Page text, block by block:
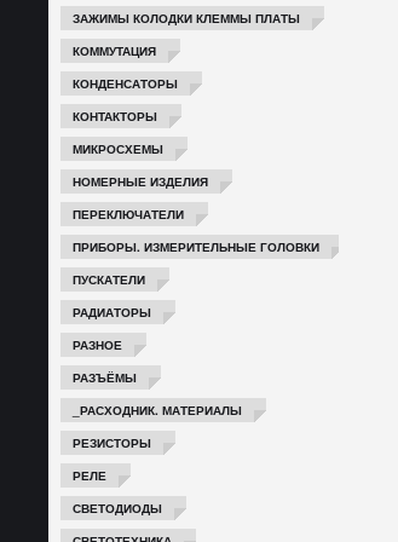
ЗАЖИМЫ КОЛОДКИ КЛЕММЫ ПЛАТЫ
КОММУТАЦИЯ
КОНДЕНСАТОРЫ
КОНТАКТОРЫ
МИКРОСХЕМЫ
НОМЕРНЫЕ ИЗДЕЛИЯ
ПЕРЕКЛЮЧАТЕЛИ
ПРИБОРЫ. ИЗМЕРИТЕЛЬНЫЕ ГОЛОВКИ
ПУСКАТЕЛИ
РАДИАТОРЫ
РАЗНОЕ
РАЗЪЁМЫ
_РАСХОДНИК. МАТЕРИАЛЫ
РЕЗИСТОРЫ
РЕЛЕ
СВЕТОДИОДЫ